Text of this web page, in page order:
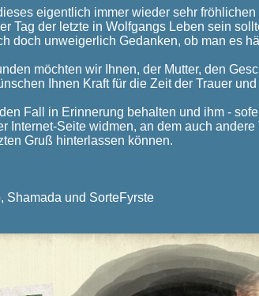
eigentlich immer wieder sehr
Tag der letzte in Wolfgangs Leben sein
doch unweigerlich Gedanken, ob man es
möchten wir Ihnen, der Mutter, den
Ihnen Kraft für die Zeit der Trauer
Fall in Erinnerung behalten und ihm -
Internet-Seite widmen, an dem auch
Gruß hinterlassen können.
Shamada und SorteFyrste